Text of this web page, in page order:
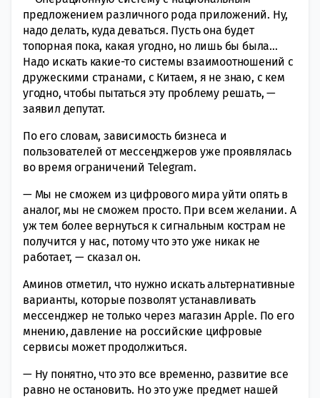
предложением различного рода приложений. Ну,
надо делать, куда деваться. Пусть она будет
топорная пока, какая угодно, но лишь бы была…
Надо искать какие-то системы взаимоотношений с
дружескими странами, с Китаем, я не знаю, с кем
угодно, чтобы пытаться эту проблему решать, —
заявил депутат.
По его словам, зависимость бизнеса и
пользователей от мессенджеров уже проявлялась
во время ограничений Telegram.
— Мы не сможем из цифрового мира уйти опять в
аналог, мы не сможем просто. При всем желании. А
уж тем более вернуться к сигнальным кострам не
получится у нас, потому что это уже никак не
работает, — сказал он.
Аминов отметил, что нужно искать альтернативные
варианты, которые позволят устанавливать
мессенджер не только через магазин Apple. По его
мнению, давление на российские цифровые
сервисы может продолжиться.
— Ну понятно, что это все временно, развитие все
равно не остановить. Но это уже предмет нашей